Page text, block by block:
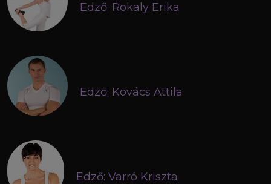
Edző: Rokaly Erika
Edző: Kovács Attila
Edző: Varró Kriszta